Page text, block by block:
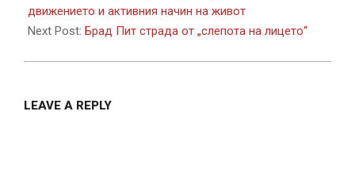
движението и активния начин на живот
Next Post: Брад Пит страда от „слепота на лицето“
LEAVE A REPLY